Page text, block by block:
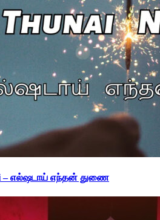
– எல்ஷடாய் எந்தன் துணை